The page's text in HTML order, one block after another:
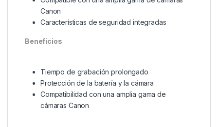
Canon
Características de seguridad integradas
Beneficios
Tiempo de grabación prolongado
Protección de la batería y la cámara
Compatibilidad con una amplia gama de
cámaras Canon